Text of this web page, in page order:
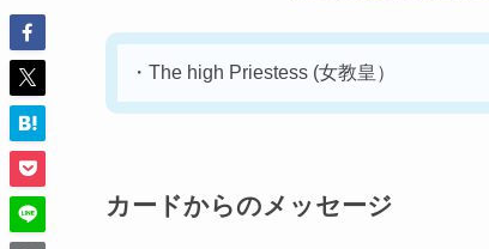
・The high Priestess (女教皇）
カードからのメッセージ